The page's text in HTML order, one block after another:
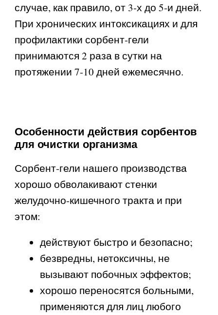
случае, как правило, от 3-х до 5-и дней.
При хронических интоксикациях и для
профилактики сорбент-гели
принимаются 2 раза в сутки на
протяжении 7-10 дней ежемесячно.
Особенности действия сорбентов
для очистки организма
Сорбент-гели нашего производства
хорошо обволакивают стенки
желудочно-кишечного тракта и при
этом:
действуют быстро и безопасно;
безвредны, нетоксичны, не
вызывают побочных эффектов;
хорошо переносятся больными,
применяются для лиц любого